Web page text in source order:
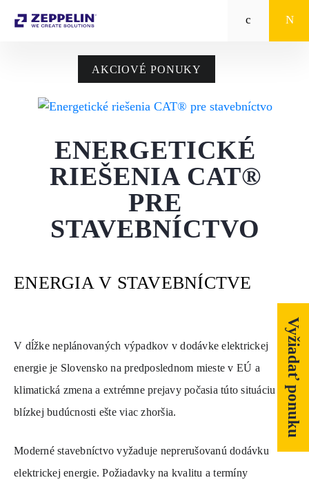
STROJE CAT®
STROJE PRE
POĽNOHOSPODÁRSTVO
MALÁ MECHANIZÁCIA
ENERGETICKÉ SYSTÉMY
TRACTO
POUŽITÉ STROJE
PART.CAT.COM
MÔJSTROJ.SK
AKCIOVÉ PONUKY
O NÁS
Vyžiadať ponuku
AKCIOVÉ PONUKY
ENERGETICKÉ
RIEŠENIA CAT®
PRE
STAVEBNÍCTVO
ENERGIA V STAVEBNÍCTVE
V dĺžke neplánovaných výpadkov v dodávke elektrickej
energie je Slovensko na predposlednom mieste v EÚ a
klimatická zmena a extrémne prejavy počasia túto situáciu v
blízkej budúcnosti ešte viac zhoršia.
Moderné stavebníctvo vyžaduje neprerušovanú dodávku
elektrickej energie. Požiadavky na kvalitu a termíny